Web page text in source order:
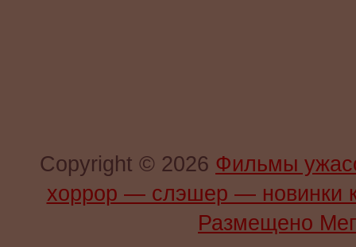
Copyright © 2026 Фильмы
хоррор — слэшер —
Размещено